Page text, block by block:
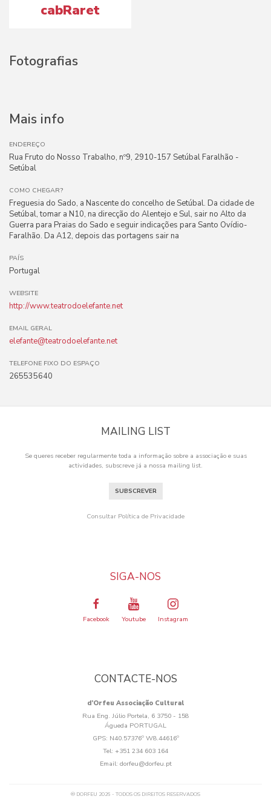
cabRaret
Fotografias
Mais info
ENDEREÇO
Rua Fruto do Nosso Trabalho, nº9, 2910-157 Setúbal Faralhão -
Setúbal
COMO CHEGAR?
Freguesia do Sado, a Nascente do concelho de Setúbal. Da cidade de
Setúbal, tomar a N10, na direcção do Alentejo e Sul, sair no Alto da
Guerra para Praias do Sado e seguir indicações para Santo Ovídio-
Faralhão. Da A12, depois das portagens sair na
PAÍS
Portugal
WEBSITE
http://www.teatrodoelefante.net
EMAIL GERAL
elefante@teatrodoelefante.net
TELEFONE FIXO DO ESPAÇO
265535640
MAILING LIST
Se queres receber regularmente toda a informação sobre a associação e suas
actividades, subscreve já a nossa mailing list.
SUBSCREVER
Consultar Política de Privacidade
SIGA-NOS
Facebook Youtube Instagram
CONTACTE-NOS
d’Orfeu Associação Cultural
Rua Eng. Júlio Portela, 6 3750 - 158
Águeda PORTUGAL
GPS: N40.57376º W8.44616º
Tel: +351 234 603 164
Email: dorfeu@dorfeu.pt
® DORFEU 2026 - TODOS OS DIREITOS RESERVADOS